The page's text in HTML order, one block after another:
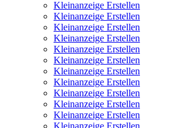
Kleinanzeige Erstellen
Kleinanzeige Erstellen
Kleinanzeige Erstellen
Kleinanzeige Erstellen
Kleinanzeige Erstellen
Kleinanzeige Erstellen
Kleinanzeige Erstellen
Kleinanzeige Erstellen
Kleinanzeige Erstellen
Kleinanzeige Erstellen
Kleinanzeige Erstellen
Kleinanzeige Erstellen